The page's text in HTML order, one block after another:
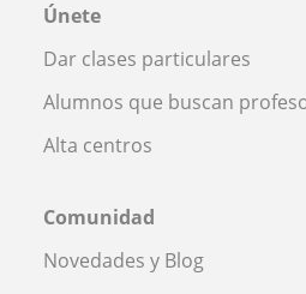
Únete
Dar clases particulares
Alumnos que buscan
Alta centros
Comunidad
Novedades y Blog